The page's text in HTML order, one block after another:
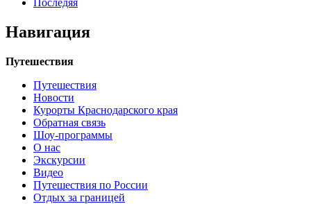
Навигация
Путешествия
Путешествия
Новости
Курорты Краснодарского края
Обратная связь
Шоу-программы
О нас
Экскурсии
Видео
Путешествия по России
Отдых за границей